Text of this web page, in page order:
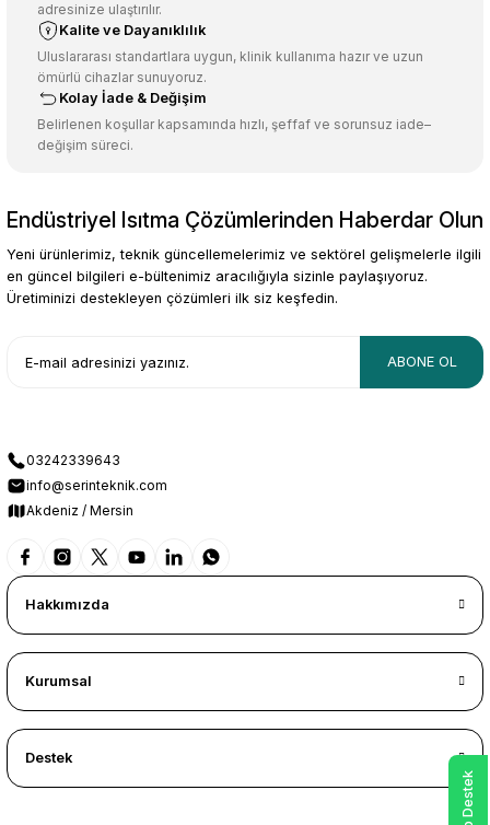
Ürün bilgilerinde hatalar bulunuyor.
Ürün fiyatı diğer sitelerden daha pahalı.
Bu ürüne benzer farklı alternatifler olmalı.
Gönder
adresinize ulaştırılır.
Kalite ve Dayanıklılık
Uluslararası standartlara uygun, klinik kullanıma hazır ve uzun
ömürlü cihazlar sunuyoruz.
Kolay İade & Değişim
Belirlenen koşullar kapsamında hızlı, şeffaf ve sorunsuz iade–
değişim süreci.
Endüstriyel Isıtma Çözümlerinden Haberdar Olun
Yeni ürünlerimiz, teknik güncellemelerimiz ve sektörel gelişmelerle ilgili
en güncel bilgileri e-bültenimiz aracılığıyla sizinle paylaşıyoruz.
Üretiminizi destekleyen çözümleri ilk siz keşfedin.
ABONE OL
03242339643
info@serinteknik.com
Akdeniz / Mersin
Hakkımızda
Kurumsal
Destek